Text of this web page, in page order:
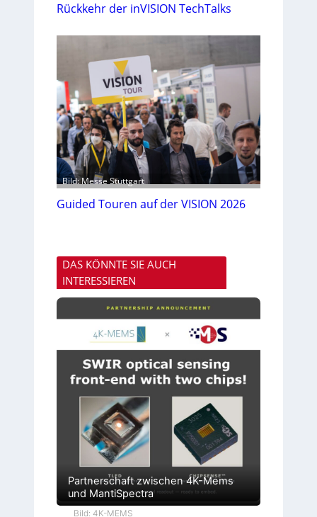
Rückkehr der inVISION TechTalks
Bild: Messe Stuttgart
Guided Touren auf der VISION 2026
DAS KÖNNTE SIE AUCH
INTERESSIEREN
Partnerschaft zwischen 4K-Mems
und MantiSpectra
Bild: 4K-MEMS